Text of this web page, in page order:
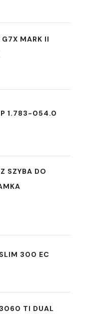
MARK II
1.783-054.0
SZYBA DO
300 EC
3060 TI DUAL